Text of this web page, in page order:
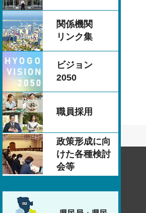
関係機関
リンク集
ビジョン
2050
職員採用
政策形成に向
けた各種検討
会等